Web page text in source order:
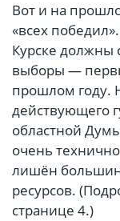
Вот и на
«всех
Курске должны
выборы —
прошлом году.
действующего
областной
очень
лишён
ресурсов.
странице 4.)